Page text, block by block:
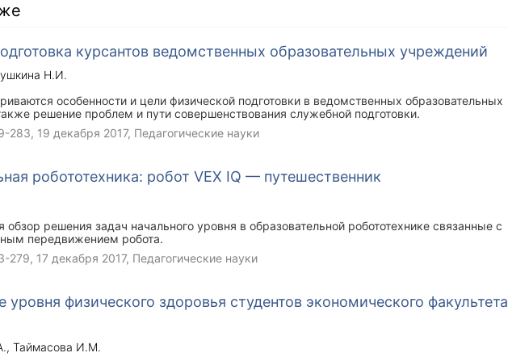
курсантов ведомственных образовательных учреждений
Н.И.
особенности и цели физической подготовки в ведомственных образовательных
решение проблем и пути совершенствования служебной подготовки.
283, 19 декабря 2017, Педагогические науки
робототехника: робот VEX IQ — путешественник
обзор решения задач начального уровня в образовательной робототехнике связанные с
передвижением робота.
279, 17 декабря 2017, Педагогические науки
уровня физического здоровья студентов экономического факультета
Таймасова И.М.